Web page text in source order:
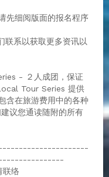
先细阅版面的报名程序
系以获取更多资讯以
- ２人成团，保证
Tour Series 提供
含在旅游费用中的各种
议您通读随附的所有
联络